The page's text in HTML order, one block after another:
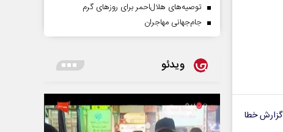
گزارش خطا
توصیه‌های هلال‌احمر برای روز‌های گرم
جام‌جهانی مهاجران
ویدئو